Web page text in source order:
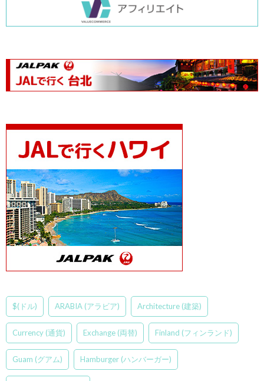
$(ドル) ARABIA (アラビア) Architecture (建築)
Currency (通貨) Exchange (両替) Finland (フィンランド)
Guam (グアム) Hamburger (ハンバーガー)